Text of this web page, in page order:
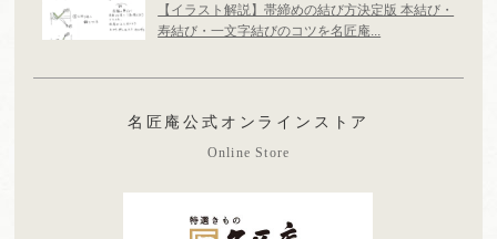
【イラスト解説】帯締めの結び方決定版 本結び・
寿結び・一文字結びのコツを名匠庵...
名匠庵公式オンラインストア
Online Store